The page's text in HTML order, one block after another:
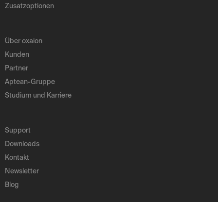
Zusatzoptionen
Über oxaion
Kunden
Partner
Aptean-Gruppe
Studium und Karriere
Support
Downloads
Kontakt
Newsletter
Blog